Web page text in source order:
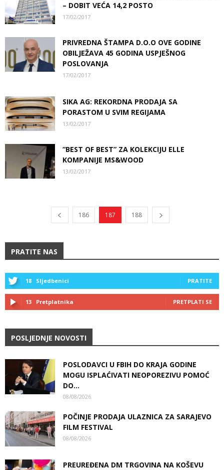
– DOBIT VEĆA 14,2 POSTO
17/02/2017
PRIVREDNA ŠTAMPA D.O.O OVE GODINE
OBILJEŽAVA 45 GODINA USPJEŠNOG
POSLOVANJA
17/02/2017
SIKA AG: REKORDNA PRODAJA SA
PORASTOM U SVIM REGIJAMA
13/02/2017
“BEST OF BEST” ZA KOLEKCIJU ELLE
KOMPANIJE MS&WOOD
13/02/2017
186 187 188
PRATITE NAS
18 Sljedbenici PRATITE
13 Pretplatnika PRETPLATI SE
POSLJEDNJE NOVOSTI
POSLODAVCI U FBIH DO KRAJA GODINE
MOGU ISPLAĆIVATI NEOPOREZIVU POMOĆ
DO...
08/08/2026
POČINJE PRODAJA ULAZNICA ZA SARAJEVO
FILM FESTIVAL
08/08/2026
PREUREĐENA DM TRGOVINA NA KOŠEVU